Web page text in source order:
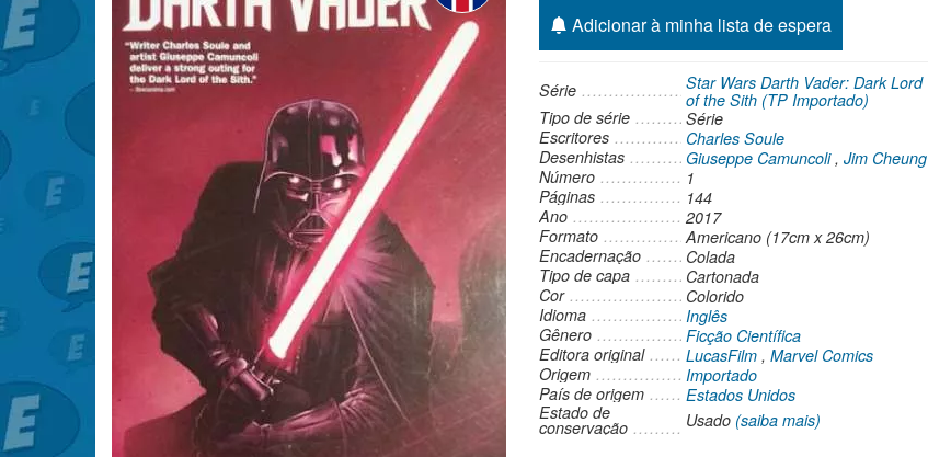
Adicionar à minha lista de espera
Série
Star Wars Darth Vader: Dark Lord
of the Sith (TP Importado)
Tipo de série
Série
Escritores
Charles Soule
Desenhistas
Giuseppe Camuncoli, Jim Cheung
Número
1
Páginas
144
Ano
2017
Formato
Americano (17cm x 26cm)
Encadernação
Colada
Tipo de capa
Cartonada
Cor
Colorido
Idioma
Inglês
Gênero
Ficção Científica
Editora original
LucasFilm , Marvel Comics
Origem
Importado
País de origem
Estados Unidos
Estado de
conservação Usado (saiba mais)